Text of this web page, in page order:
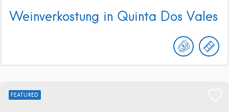
Weinverkostung in Quinta Dos Vales
FEATURED